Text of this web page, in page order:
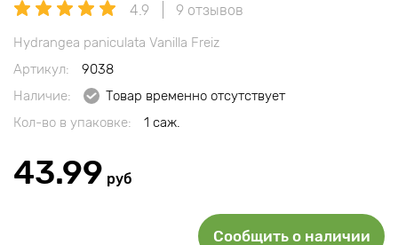
4.9 9 отзывов
Hydrangea paniculata Vanilla Freiz
Артикул:
9038
Наличие:
Товар временно отсутствует
Кол-во в упаковке:
1 саж.
43.99 руб
Сообщить о наличии